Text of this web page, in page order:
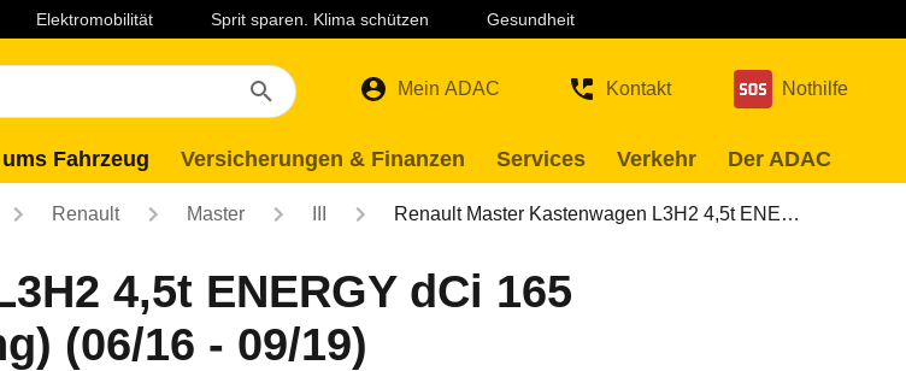
Elektromobilität Sprit sparen. Klima schützen Gesundheit
Mein ADAC Kontakt Nothilfe
Fahrzeug Versicherungen & Finanzen Services Verkehr Der ADAC
Renault Master Renault Master Kastenwagen L3H2 4,5t ENE…
4,5t ENERGY dCi 165
(06/16 - 09/19)